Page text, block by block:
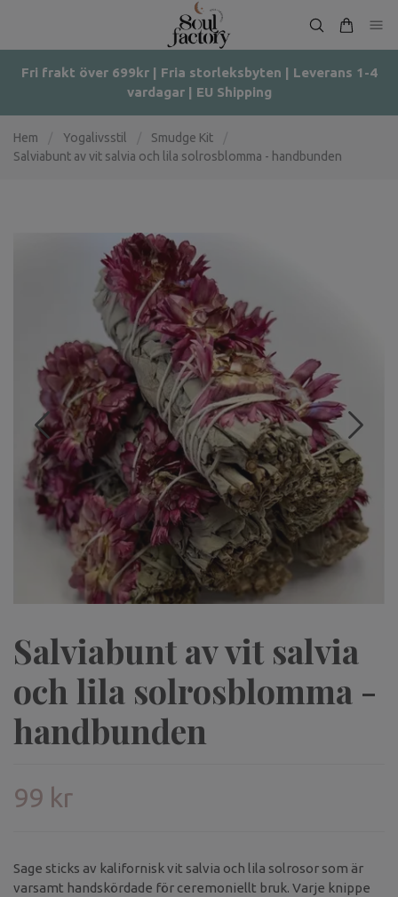
Fri frakt över 699kr | Fria storleksbyten | Leverans 1-4
vardagar | EU Shipping
Hem Yogalivsstil Smudge Kit
Salviabunt av vit salvia och lila solrosblomma - handbunden
Salviabunt av vit salvia
och lila solrosblomma -
handbunden
99 kr
Sage sticks av kalifornisk vit salvia och lila solrosor som är
varsamt handskördade för ceremoniellt bruk. Varje knippe